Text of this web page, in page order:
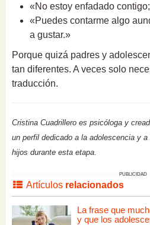
«No estoy enfadado
«Puedes contarme algo
a gustar.»
Porque quizá padres y
tan diferentes. A veces solo
traducción.
Cristina Cuadrillero es psicóloga y
un perfil dedicado a la adolescencia y
hijos durante esta etapa.
PUBLICIDAD
Artículos relacionados
La frase que
y que los